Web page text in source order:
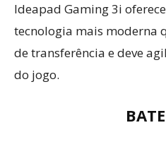
Ideapad Gaming 3i
tecnologia mais moderna
de transferência e deve
do jogo.